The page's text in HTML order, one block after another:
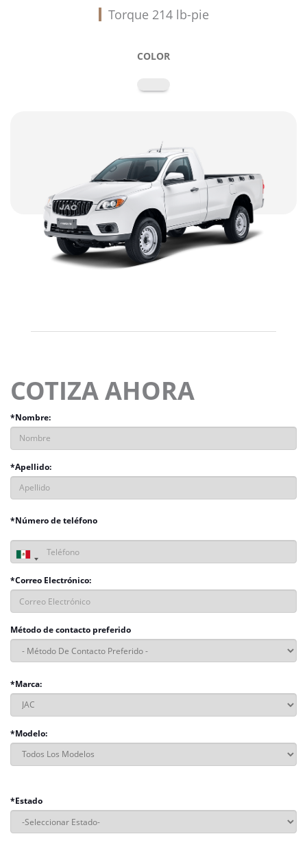
Torque 214 lb-pie
COLOR
COTIZA AHORA
*Nombre:
*Apellido:
*Número de teléfono
*Correo Electrónico:
Método de contacto preferido
*Marca:
*Modelo:
*Estado